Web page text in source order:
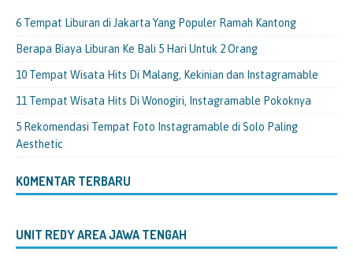
6 Tempat Liburan di Jakarta Yang Populer Ramah Kantong
Berapa Biaya Liburan Ke Bali 5 Hari Untuk 2 Orang
10 Tempat Wisata Hits Di Malang, Kekinian dan Instagramable
11 Tempat Wisata Hits Di Wonogiri, Instagramable Pokoknya
5 Rekomendasi Tempat Foto Instagramable di Solo Paling
Aesthetic
KOMENTAR TERBARU
UNIT REDY AREA JAWA TENGAH